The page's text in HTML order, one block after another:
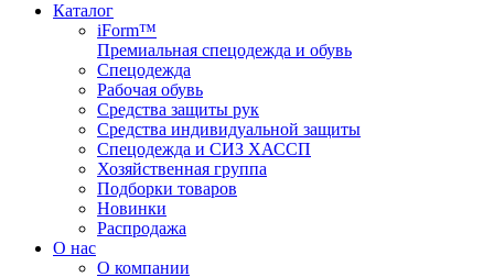
Каталог
iForm™
Премиальная спецодежда и обувь
Спецодежда
Рабочая обувь
Средства защиты рук
Средства индивидуальной защиты
Спецодежда и СИЗ ХАССП
Хозяйственная группа
Подборки товаров
Новинки
Распродажа
О нас
О компании